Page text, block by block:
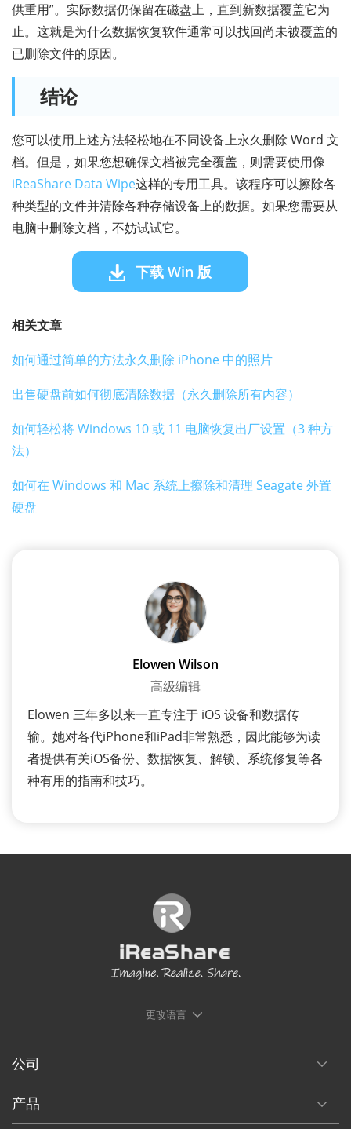
供重用”。实际数据仍保留在磁盘上，直到新数据覆盖它为
止。这就是为什么数据恢复软件通常可以找回尚未被覆盖的
已删除文件的原因。
结论
您可以使用上述方法轻松地在不同设备上永久删除 Word 文
档。但是，如果您想确保文档被完全覆盖，则需要使用像
iReaShare Data Wipe这样的专用工具。该程序可以擦除各
种类型的文件并清除各种存储设备上的数据。如果您需要从
电脑中删除文档，不妨试试它。
下载 Win 版
相关文章
如何通过简单的方法永久删除 iPhone 中的照片
出售硬盘前如何彻底清除数据（永久删除所有内容）
如何轻松将 Windows 10 或 11 电脑恢复出厂设置（3 种方
法）
如何在 Windows 和 Mac 系统上擦除和清理 Seagate 外置
硬盘
Elowen Wilson
高级编辑
Elowen 三年多以来一直专注于 iOS 设备和数据传
输。她对各代iPhone和iPad非常熟悉，因此能够为读
者提供有关iOS备份、数据恢复、解锁、系统修复等各
种有用的指南和技巧。
更改语言
公司
产品